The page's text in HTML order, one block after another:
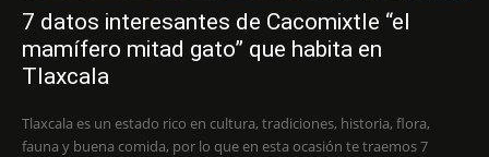
7 datos interesantes de Cacomixtle “el
mamífero mitad gato” que habita en
Tlaxcala
Tlaxcala es un estado rico en cultura, tradiciones, historia, flora,
fauna y buena comida, por lo que en esta ocasión te traemos 7